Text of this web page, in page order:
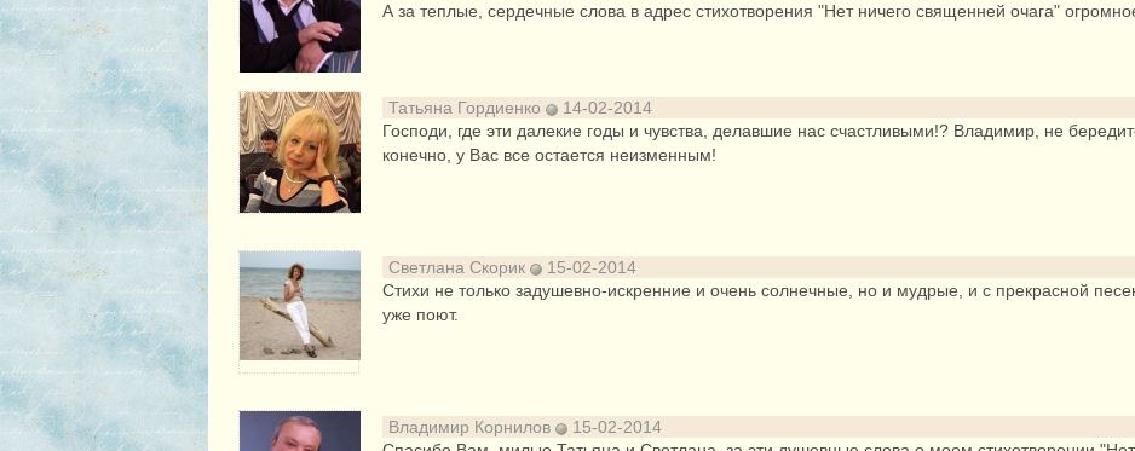
А за теплые, сердечные слова в адрес стихотворения "Нет ничего священней очага"
Татьяна Гордиенко
14-02-2014
Господи, где эти далекие годы и чувства, делавшие нас счастливыми!? Владимир, не
конечно, у Вас все остается неизменным!
Светлана Скорик
15-02-2014
Стихи не только задушевно-искренние и очень солнечные, но и мудрые, и с прекрасной
уже поют.
Владимир Корнилов
15-02-2014